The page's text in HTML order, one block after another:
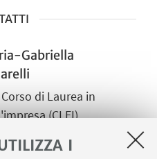
I
Gabriella
di Laurea in
(CLEI)
mail